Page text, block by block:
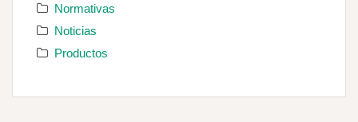
Normativas
Noticias
Productos